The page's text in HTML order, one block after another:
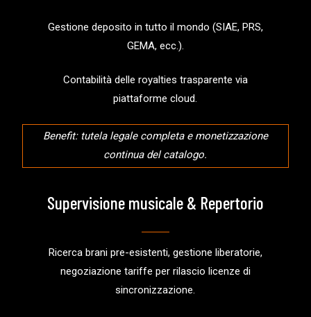
Gestione deposito in tutto il mondo (SIAE, PRS,
GEMA, ecc.).
Contabilità delle royalties trasparente via
piattaforme cloud.
Benefit: tutela legale completa e monetizzazione
continua del catalogo.
Supervisione musicale & Repertorio
Ricerca brani pre-esistenti, gestione liberatorie,
negoziazione tariffe per rilascio licenze di
sincronizzazione.